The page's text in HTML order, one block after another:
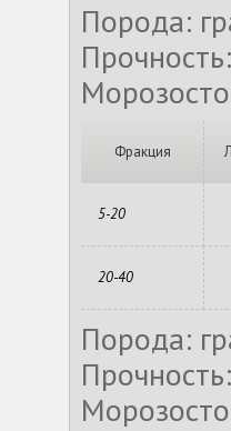
Порода:
Фракция
5-20
20-40
Порода: